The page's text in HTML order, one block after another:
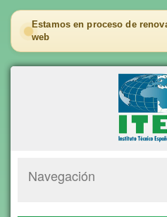
Estamos en proceso de
web
Navegación